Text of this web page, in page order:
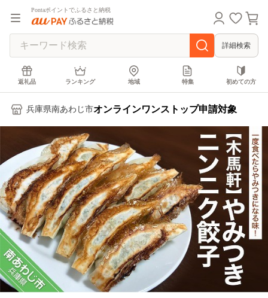
Pontaポイントでふるさと納税
詳細検索
返礼品 ランキング 地域 特集 初めての方
兵庫県南あわじ市オンラインワンストップ申請対象